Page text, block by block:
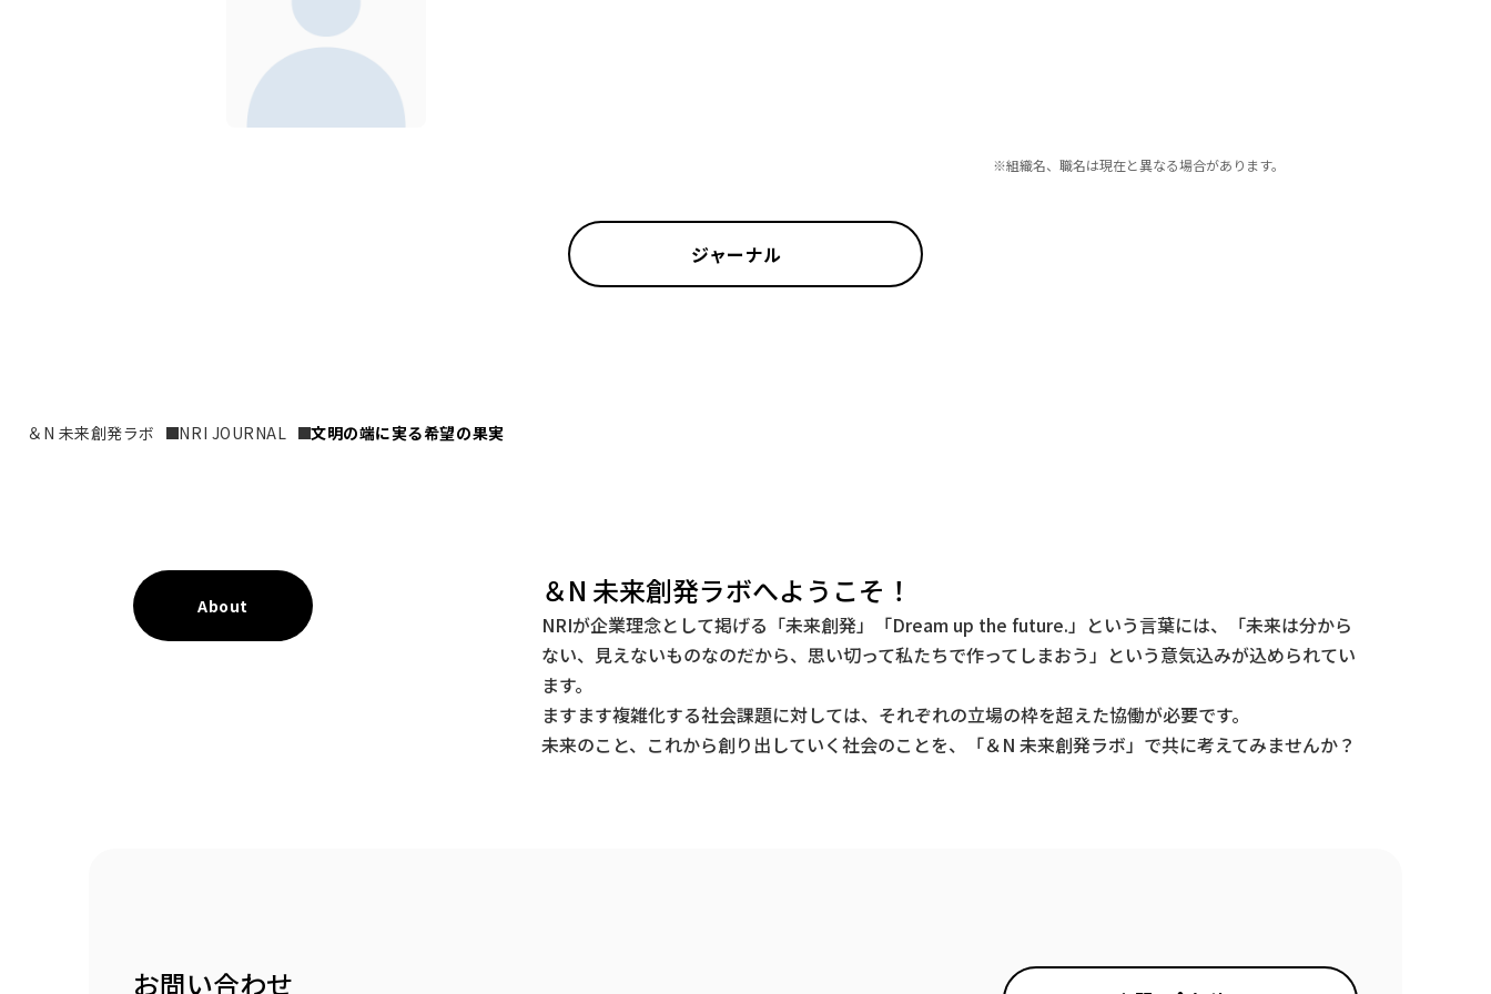
※組織名、職名は現在と異なる場合があります。
ジャーナル
＆N 未来創発ラボ NRI JOURNAL 文明の端に実る希望の果実
About ＆N 未来創発ラボへようこそ！
NRIが企業理念として掲げる「未来創発」「Dream up the future.」という言葉には、「未来は分から
ない、見えないものなのだから、思い切って私たちで作ってしまおう」という意気込みが込められてい
ます。
ますます複雑化する社会課題に対しては、それぞれの立場の枠を超えた協働が必要です。
未来のこと、これから創り出していく社会のことを、「＆N 未来創発ラボ」で共に考えてみませんか？
お問い合わせ